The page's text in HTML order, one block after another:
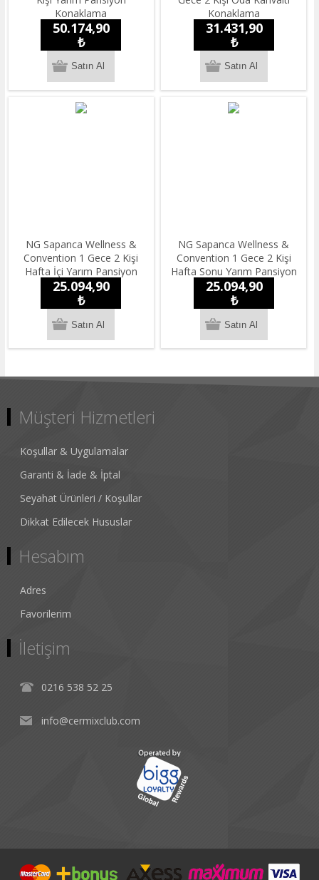
Konaklama
50.174,90
₺
Konaklama
31.431,90
₺
NG Sapanca Wellness &
Convention 1 Gece 2 Kişi
Hafta İçi Yarım Pansiyon
Konaklama
25.094,90
₺
NG Sapanca Wellness &
Convention 1 Gece 2 Kişi
Hafta Sonu Yarım Pansiyon
Konaklama
25.094,90
₺
Müşteri Hizmetleri
Koşullar & Uygulamalar
Garanti & İade & İptal
Seyahat Ürünleri / Koşullar
Dikkat Edilecek Hususlar
Hesabım
Adres
Favorilerim
İletişim
0216 538 52 25
info@cermixclub.com